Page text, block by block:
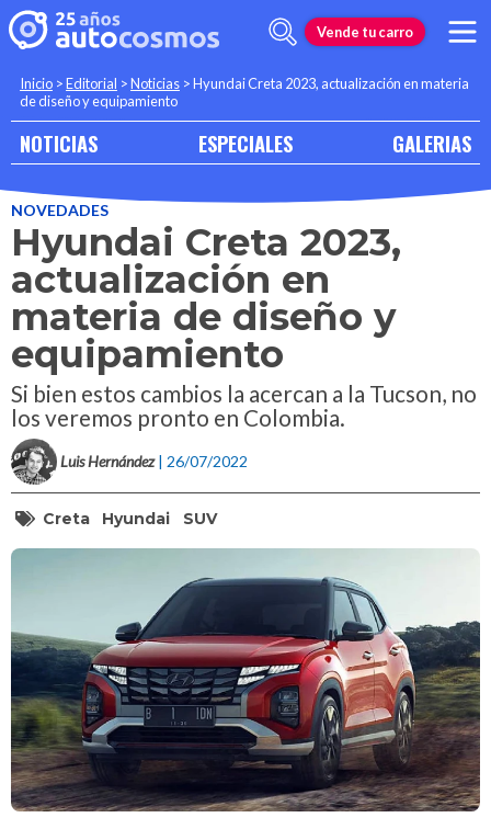
Vende tu carro
Inicio >Editorial >Noticias >Hyundai Creta 2023, actualización en materia
de diseño y equipamiento
NOTICIAS ESPECIALES GALERIAS
NOVEDADES
Hyundai Creta 2023,
actualización en
materia de diseño y
equipamiento
Si bien estos cambios la acercan a la Tucson, no
los veremos pronto en Colombia.
Luis Hernández | 26/07/2022
Creta Hyundai SUV